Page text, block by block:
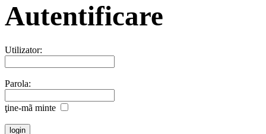
Autentificare
Utilizator:
Parola:
ţine-mã minte